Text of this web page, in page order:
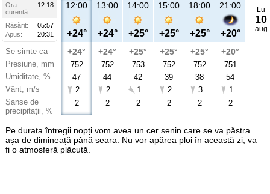
Ora
12:18
curentă
Răsărit:
05:57
Apus:
20:31
Se simte ca
Presiune, mm
Umiditate, %
Vânt, m/s
Șanse de
precipitații, %
12:00
+24°
+24°
752
47
2
2
13:00
+24°
+24°
752
44
2
2
14:00
+25°
+25°
753
42
1
2
15:00
+25°
+25°
752
39
2
2
18:00
+25°
+25°
752
38
3
2
21:00
+20°
+20°
751
54
1
2
Lu
10
aug
Pe durata întregii nopți vom avea un cer senin care se va păstra
așa de dimineață până seara. Nu vor apărea ploi în această zi, va
fi o atmosferă plăcută.